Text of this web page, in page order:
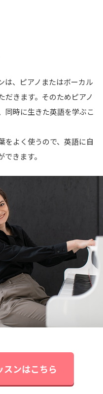
は、ピアノまたはボーカル
だきます。そのためピアノ
同時に生きた英語を学ぶこ
をよく使うので、英語に自
きます。
スンはこちら